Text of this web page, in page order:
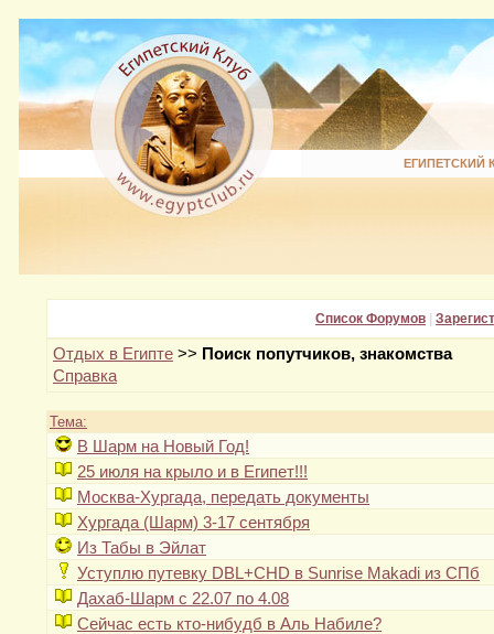
ЕГИПЕТСКИЙ
Список Форумов
Отдых в Египте >> Поиск попутчиков, знакомства
Справка
Тема:
В Шарм на Новый Год!
25 июля на крыло и в Египет!!!
Москва-Хургада, передать документы
Хургада (Шарм) 3-17 сентября
Из Табы в Эйлат
Уступлю путевку DBL+CHD в Sunrise Makadi из СПб
Дахаб-Шарм с 22.07 по 4.08
Сейчас есть кто-нибудб в Аль Набиле?